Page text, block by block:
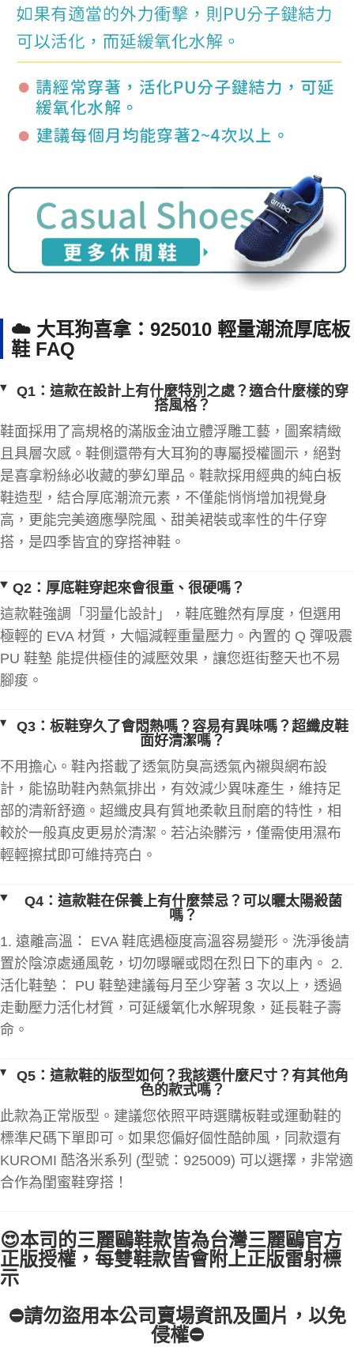
☁️ 大耳狗喜拿：925010 輕量潮流厚底板
鞋 FAQ
Q1：這款在設計上有什麼特別之處？適合什麼樣的穿
搭風格？
鞋面採用了高規格的滿版金油立體浮雕工藝，圖案精緻
且具層次感。鞋側還帶有大耳狗的專屬授權圖示，絕對
是喜拿粉絲必收藏的夢幻單品。鞋款採用經典的純白板
鞋造型，結合厚底潮流元素，不僅能悄悄增加視覺身
高，更能完美適應學院風、甜美裙裝或率性的牛仔穿
搭，是四季皆宜的穿搭神鞋。
Q2：厚底鞋穿起來會很重、很硬嗎？
這款鞋強調「羽量化設計」，鞋底雖然有厚度，但選用
極輕的 EVA 材質，大幅減輕重量壓力。內置的 Q 彈吸震
PU 鞋墊 能提供極佳的減壓效果，讓您逛街整天也不易
腳痠。
Q3：板鞋穿久了會悶熱嗎？容易有異味嗎？超纖皮鞋
面好清潔嗎？
不用擔心。鞋內搭載了透氣防臭高透氣內襯與網布設
計，能協助鞋內熱氣排出，有效減少異味產生，維持足
部的清新舒適。超纖皮具有質地柔軟且耐磨的特性，相
較於一般真皮更易於清潔。若沾染髒污，僅需使用濕布
輕輕擦拭即可維持亮白。
Q4：這款鞋在保養上有什麼禁忌？可以曬太陽殺菌
嗎？
1. 遠離高溫： EVA 鞋底遇極度高溫容易變形。洗淨後請
置於陰涼處通風乾，切勿曝曬或悶在烈日下的車內。 2.
活化鞋墊： PU 鞋墊建議每月至少穿著 3 次以上，透過
走動壓力活化材質，可延緩氧化水解現象，延長鞋子壽
命。
Q5：這款鞋的版型如何？我該選什麼尺寸？有其他角
色的款式嗎？
此款為正常版型。建議您依照平時選購板鞋或運動鞋的
標準尺碼下單即可。如果您偏好個性酷帥風，同款還有
KUROMI 酷洛米系列 (型號：925009) 可以選擇，非常適
合作為閨蜜鞋穿搭！
😍本司的三麗鷗鞋款皆為台灣三麗鷗官方
正版授權，每雙鞋款皆會附上正版雷射標
示
⛔請勿盜用本公司賣場資訊及圖片，以免
侵權⛔